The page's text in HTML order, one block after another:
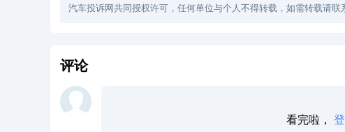
汽车投诉网共同授权许可，任何单位与个人不得转载，如需转载请联
评论
看完啦，